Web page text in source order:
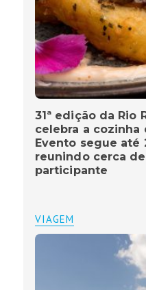
31ª edição da Rio
celebra a cozinha
Evento segue até
reunindo cerca
participante
VIAGEM